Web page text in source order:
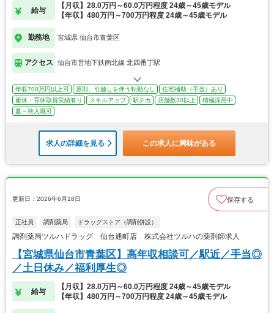
給与
【月収】28.0万円～60.0万円程度 24歳～45歳モデル
【年収】480万円～700万円程度 24歳～45歳モデル
勤務地 宮城県 仙台市青葉区
アクセス 仙台市営地下鉄南北線 北四番丁駅
年収700万円以上可 原則、引越しを伴う転勤なし
住宅補助（手当）あり
産休・育休取得実績有り
スキルアップ 駅チカ 店舗数30以上
積極採用中
夏～秋入職可
求人の詳細を見る この求人に興味がある
更新日：2026年6月18日 保存する
正社員 調剤薬局 ドラッグストア（調剤併設）
調剤薬局ツルハドラッグ 仙台通町店 株式会社ツルハの薬剤師求人
【宮城県仙台市青葉区】高年収相談可／駅近／手当◎
／土日休み／福利厚生◎
給与
【月収】28.0万円～60.0万円程度 24歳～45歳モデル
【年収】480万円～700万円程度 24歳～45歳モデル